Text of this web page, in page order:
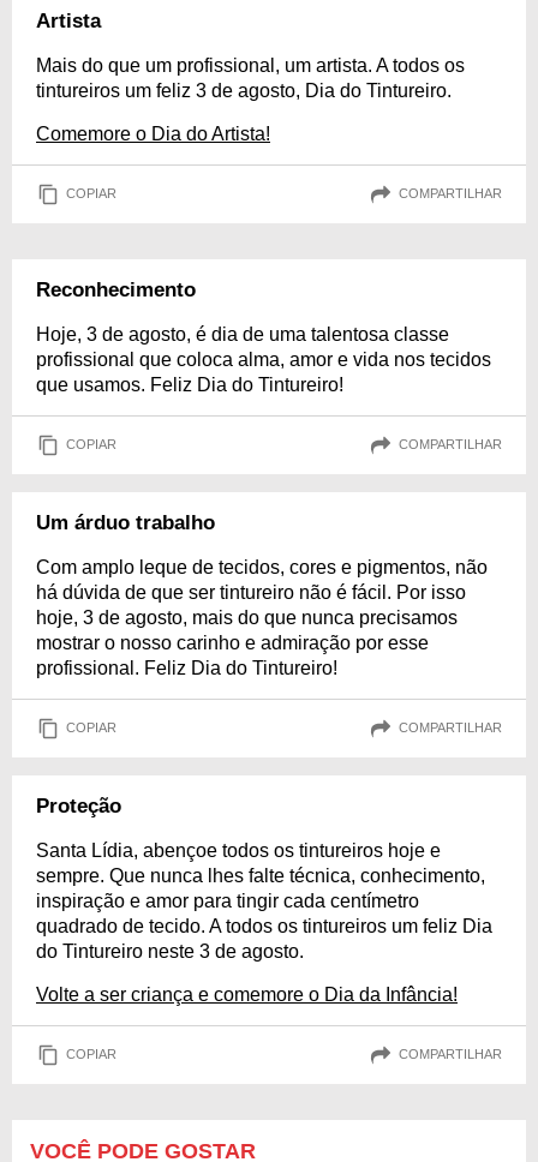
Artista
Mais do que um profissional, um artista. A todos os
tintureiros um feliz 3 de agosto, Dia do Tintureiro.
Comemore o Dia do Artista!
COPIAR COMPARTILHAR
Reconhecimento
Hoje, 3 de agosto, é dia de uma talentosa classe
profissional que coloca alma, amor e vida nos tecidos
que usamos. Feliz Dia do Tintureiro!
COPIAR COMPARTILHAR
Um árduo trabalho
Com amplo leque de tecidos, cores e pigmentos, não
há dúvida de que ser tintureiro não é fácil. Por isso
hoje, 3 de agosto, mais do que nunca precisamos
mostrar o nosso carinho e admiração por esse
profissional. Feliz Dia do Tintureiro!
COPIAR COMPARTILHAR
Proteção
Santa Lídia, abençoe todos os tintureiros hoje e
sempre. Que nunca lhes falte técnica, conhecimento,
inspiração e amor para tingir cada centímetro
quadrado de tecido. A todos os tintureiros um feliz Dia
do Tintureiro neste 3 de agosto.
Volte a ser criança e comemore o Dia da Infância!
COPIAR COMPARTILHAR
VOCÊ PODE GOSTAR